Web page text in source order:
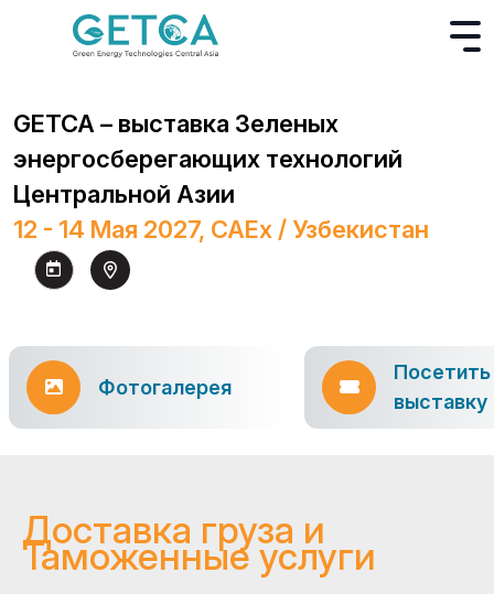
GETCA – выставка Зеленых
энергосберегающих технологий
Центральной Азии
12 - 14 Мая 2027, CAEx / Узбекистан
Фотогалерея
Посетить
выставку
Доставка груза и
Таможенные услуги